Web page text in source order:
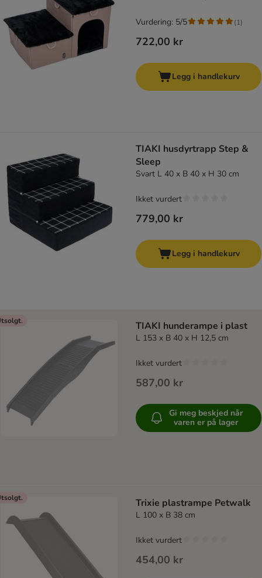
722,00 kr
Vurdering: 5/5 (1)
Legg i handlekurv
TIAKI husdyrtrapp Step &
Sleep
Svart L 40 x B 40 x H 30 cm
779,00 kr
Ikket vurdert
Legg i handlekurv
TIAKI hunderampe i plast
L 153 x B 40 x H 12,5 cm
587,00 kr
Ikket vurdert
Gi meg beskjed når
varen er på lager
Trixie plastrampe Petwalk
L 100 x B 38 cm
454,00 kr
Ikket vurdert